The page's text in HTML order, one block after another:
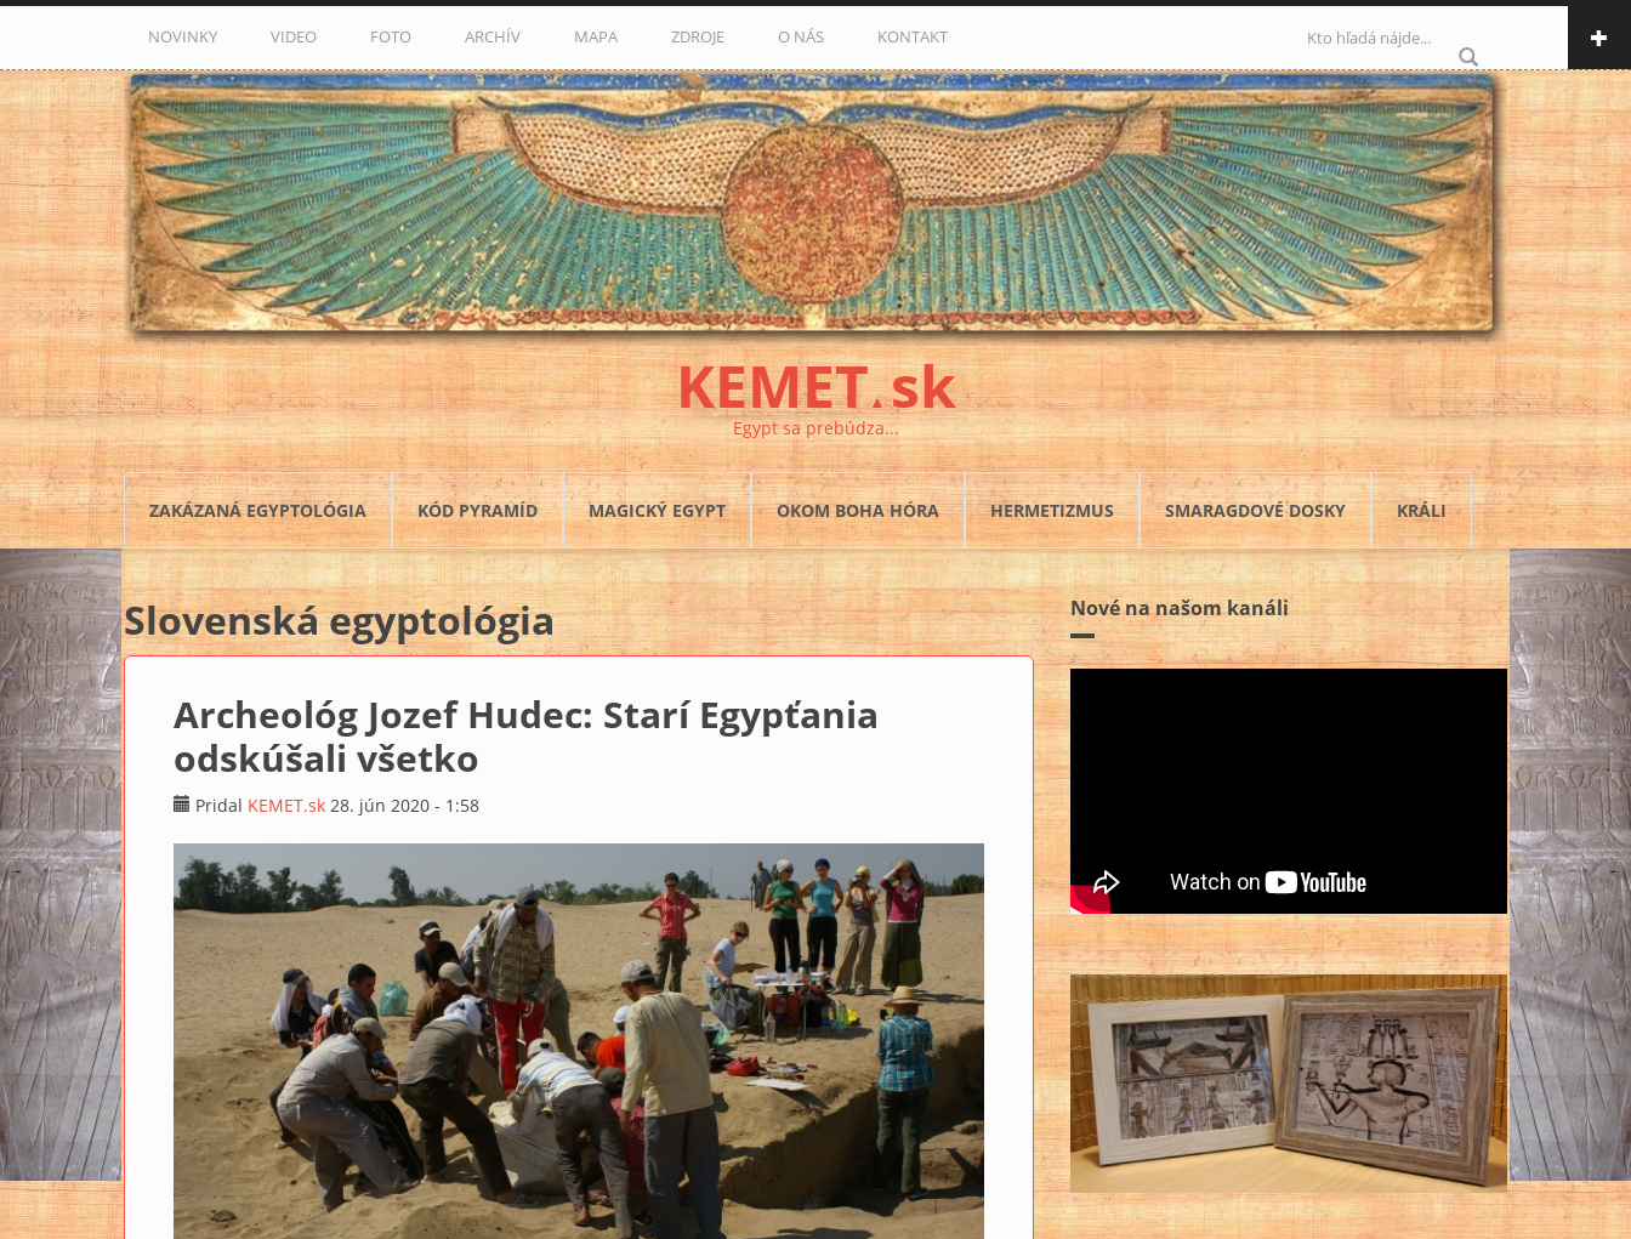
Skočiť na hlavný obsah
NOVINKY VIDEO FOTO ARCHÍV MAPA ZDROJE O NÁS KONTAKT Vyhľadávanie
KEMET▲sk
Egypt sa prebúdza...
ZAKÁZANÁ EGYPTOLÓGIA KÓD PYRAMÍD MAGICKÝ EGYPT OKOM BOHA HÓRA HERMETIZMUS SMARAGDOVÉ DOSKY KRÁLI
Slovenská egyptológia
Archeológ Jozef Hudec: Starí Egypťania
odskúšali všetko
Pridal KEMET.sk 28. jún 2020 - 1:58
Nové na našom kanáli